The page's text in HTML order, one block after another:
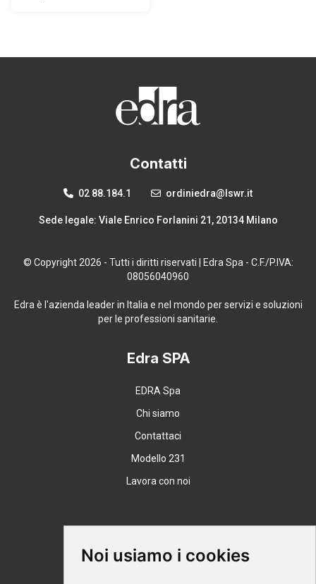
Noi usiamo i cookies
Contatti
02 88.184.1 ordiniedra@lswr.it
Sede legale: Viale Enrico Forlanini 21, 20134 Milano
© Copyright 2026 - Tutti i diritti riservati | Edra Spa - C.F./P.IVA:
08056040960
Edra è l'azienda leader in Italia e nel mondo per servizi e soluzioni
per le professioni sanitarie.
Edra SPA
EDRA Spa
Chi siamo
Contattaci
Modello 231
Lavora con noi
Supporto